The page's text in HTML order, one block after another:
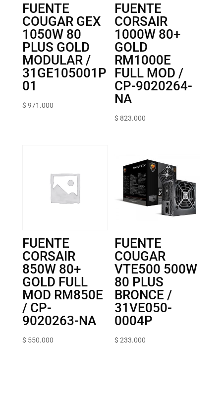
FUENTE
COUGAR GEX
1050W 80
PLUS GOLD
MODULAR /
31GE105001P
01
$ 971.000
FUENTE
CORSAIR
1000W 80+
GOLD
RM1000E
FULL MOD /
CP-9020264-
NA
$ 823.000
FUENTE
CORSAIR
850W 80+
GOLD FULL
MOD RM850E
/ CP-
9020263-NA
$ 550.000
FUENTE
COUGAR
VTE500 500W
80 PLUS
BRONCE /
31VE050-
0004P
$ 233.000